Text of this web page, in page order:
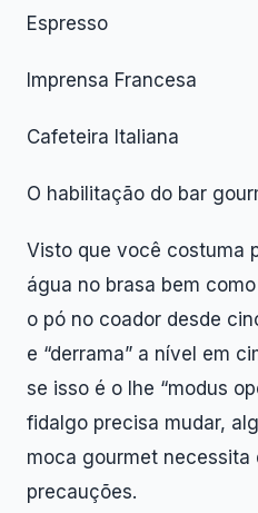
Espresso
Imprensa Francesa
Cafeteira Italiana
O habilitação do bar
Visto que você costuma
água no brasa bem
o pó no coador desde
e “derrama” a nível em
se isso é o lhe “modus
fidalgo precisa mudar,
moca gourmet necessita
precauções.